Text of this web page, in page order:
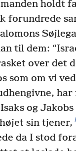
holdt
forundrede
til dem:
over det
som om vi
har
og Jakobs
sin tjener,
da I stod